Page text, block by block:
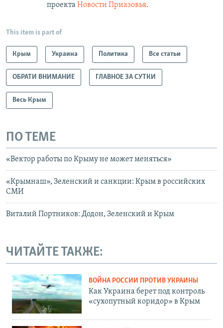
проекта Новости Приазовья.
This item is part of
Крым Украина Политика Все статьи
ОБРАТИ ВНИМАНИЕ ГЛАВНОЕ ЗА СУТКИ
Весь Крым
ПО ТЕМЕ
«Вектор работы по Крыму не может меняться»
«Крымнаш», Зеленский и санкции: Крым в российских
СМИ
Виталий Портников: Додон, Зеленский и Крым
ЧИТАЙТЕ ТАКЖЕ:
ВОЙНА РОССИИ ПРОТИВ УКРАИНЫ
Как Украина берет под контроль
«сухопутный коридор» в Крым